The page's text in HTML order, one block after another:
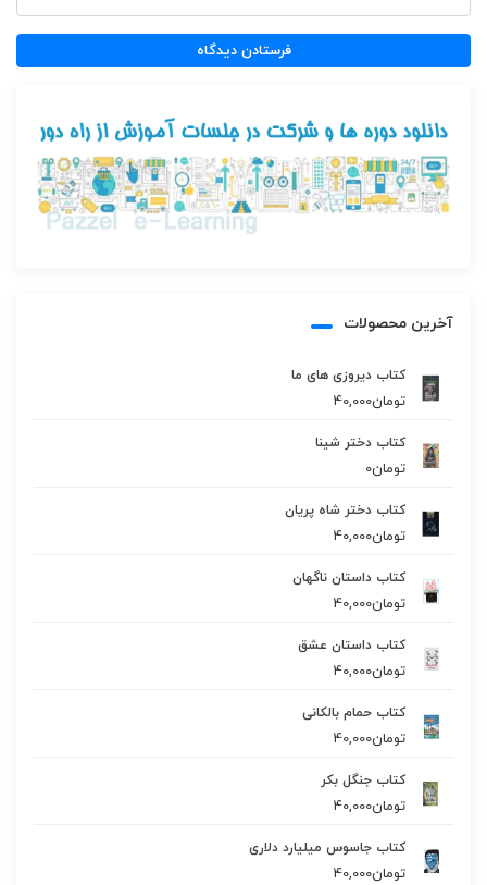
آخرین محصولات
کتاب دیروزی های ما
تومان40,000
کتاب دختر شینا
تومان0
کتاب دختر شاه پریان
تومان40,000
کتاب داستان ناگهان
تومان40,000
کتاب داستان عشق
تومان40,000
کتاب حمام بالکانی
تومان40,000
کتاب جنگل بکر
تومان40,000
کتاب جاسوس میلیارد دلاری
تومان40,000